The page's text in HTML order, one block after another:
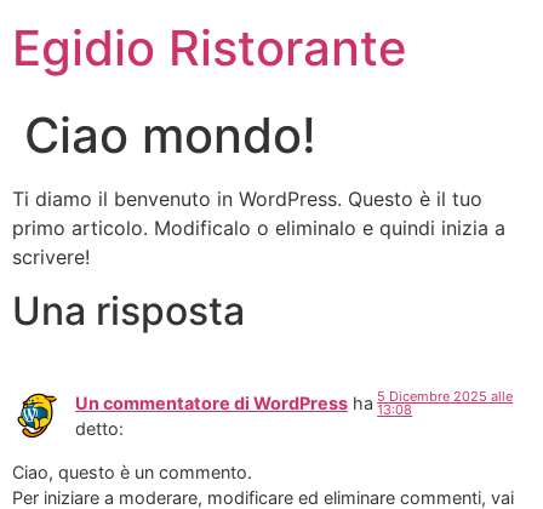
Egidio Ristorante
Ciao mondo!
Ti diamo il benvenuto in WordPress. Questo è il tuo
primo articolo. Modificalo o eliminalo e quindi inizia a
scrivere!
Una risposta
Un commentatore di WordPress ha
detto:
5 Dicembre 2025 alle
13:08
Ciao, questo è un commento.
Per iniziare a moderare, modificare ed eliminare commenti, vai